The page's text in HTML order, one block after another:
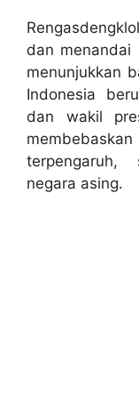
dan menandai
menunjukkan
Indonesia
dan wakil
terpengaruh,
negara asing.